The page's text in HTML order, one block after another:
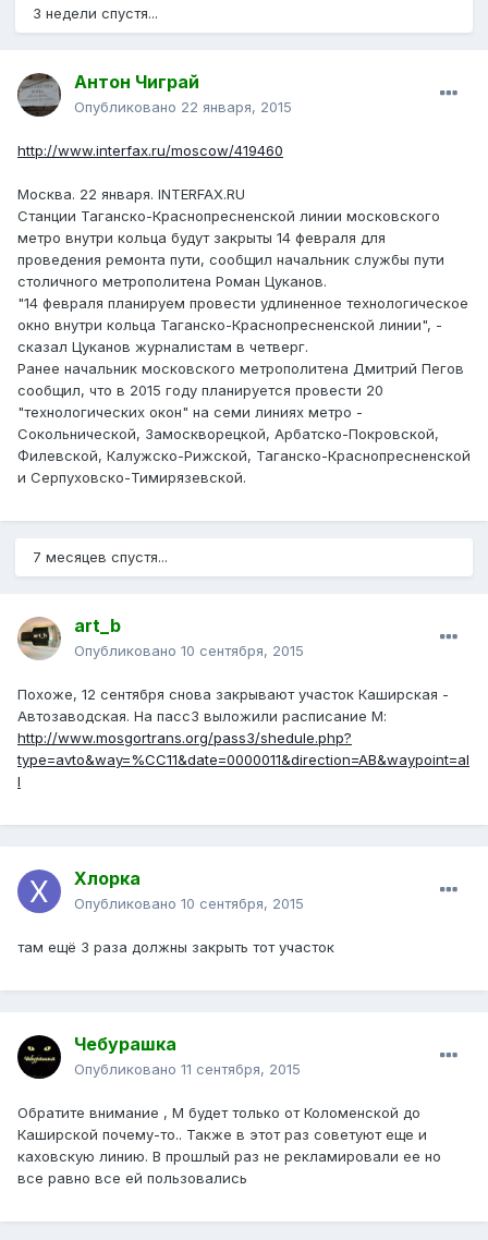
3 недели спустя...
Антон Чиграй
Опубликовано 22 января, 2015
http://www.interfax.ru/moscow/419460
Москва. 22 января. INTERFAX.RU
Станции Таганско-Краснопресненской линии московского
метро внутри кольца будут закрыты 14 февраля для
проведения ремонта пути, сообщил начальник службы пути
столичного метрополитена Роман Цуканов.
"14 февраля планируем провести удлиненное технологическое
окно внутри кольца Таганско-Краснопресненской линии", -
сказал Цуканов журналистам в четверг.
Ранее начальник московского метрополитена Дмитрий Пегов
сообщил, что в 2015 году планируется провести 20
"технологических окон" на семи линиях метро -
Сокольнической, Замоскворецкой, Арбатско-Покровской,
Филевской, Калужско-Рижской, Таганско-Краснопресненской
и Серпуховско-Тимирязевской.
7 месяцев спустя...
art_b
Опубликовано 10 сентября, 2015
Похоже, 12 сентября снова закрывают участок Каширская -
Автозаводская. На пасс3 выложили расписание М:
http://www.mosgortrans.org/pass3/shedule.php?
type=avto&way=%CC11&date=0000011&direction=AB&waypoint=al
l
Хлорка
Опубликовано 10 сентября, 2015
там ещё 3 раза должны закрыть тот участок
Чебурашка
Опубликовано 11 сентября, 2015
Обратите внимание , М будет только от Коломенской до
Каширской почему-то.. Также в этот раз советуют еще и
каховскую линию. В прошлый раз не рекламировали ее но
все равно все ей пользовались